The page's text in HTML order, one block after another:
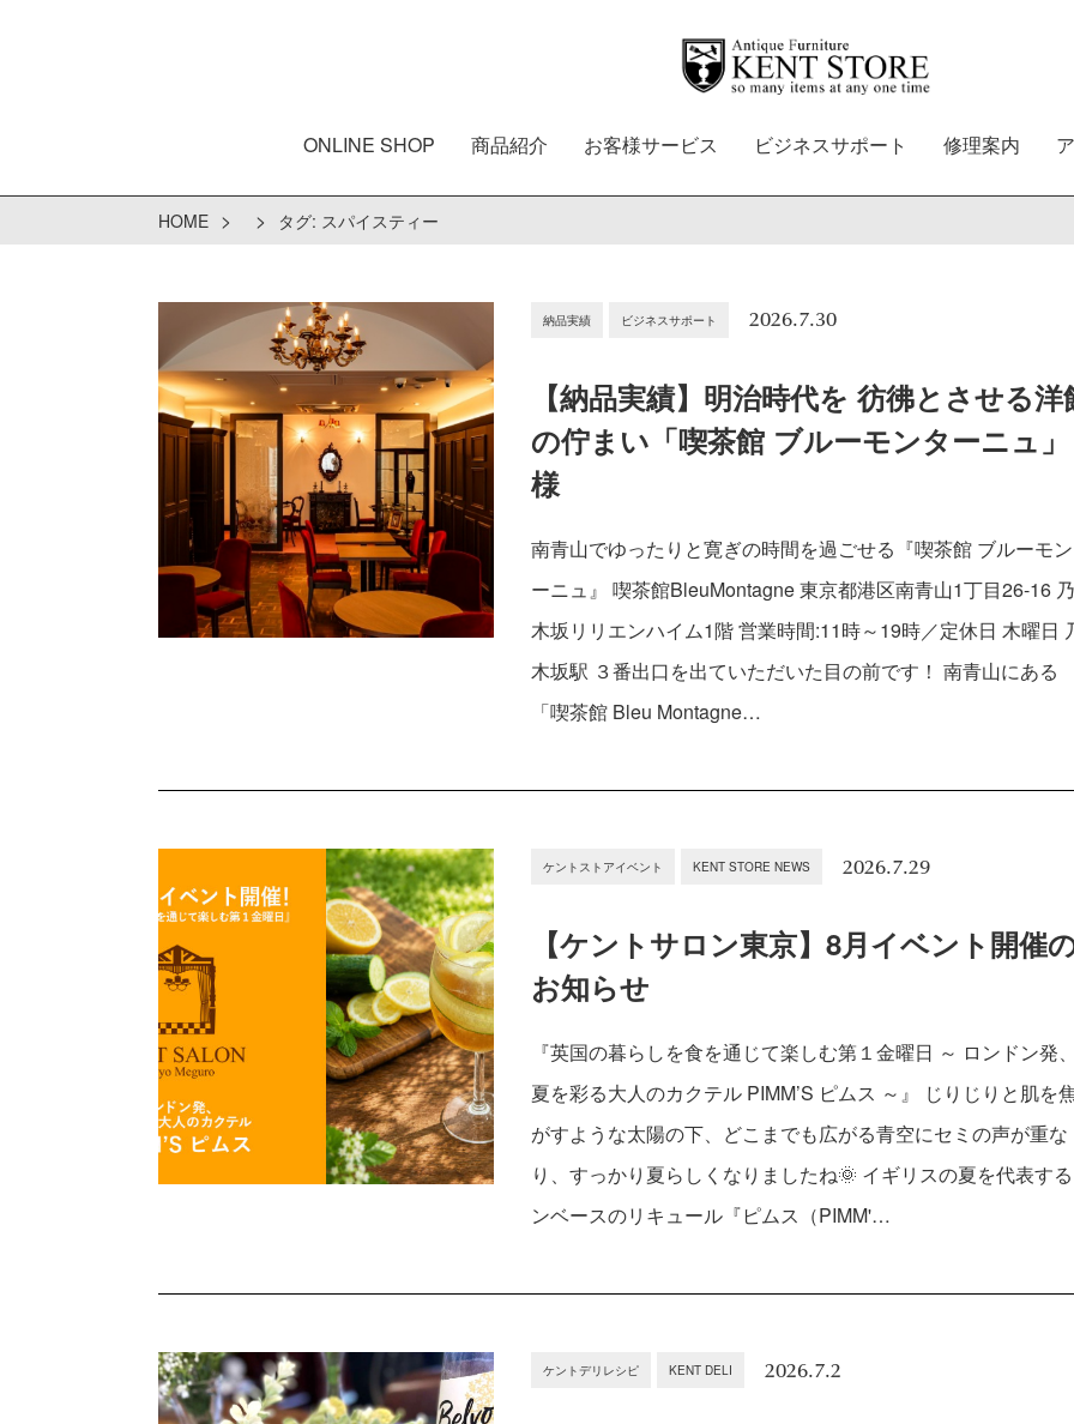
ONLINE SHOP 商品紹介 お客様サービス ビジネスサポート 修理案内
HOME > > タグ: スパイスティー
納品実績 ビジネスサポート 2026.7.30
【納品実績】明治時代を 彷彿とさせる洋
の佇まい「喫茶館 ブルーモンターニュ」
様
南青山でゆったりと寛ぎの時間を過ごせる『喫茶館 ブルーモ
ーニュ』 喫茶館BleuMontagne 東京都港区南青山1丁目26-16 乃
木坂リリエンハイム1階 営業時間:11時～19時／定休日 木曜日
木坂駅 ３番出口を出ていただいた目の前です！ 南青山にある
「喫茶館 Bleu Montagne…
ケントストアイベント KENT STORE NEWS 2026.7.29
【ケントサロン東京】8月イベント開催
お知らせ
『英国の暮らしを食を通じて楽しむ第１金曜日 ～ ロンドン発、
夏を彩る大人のカクテル PIMM’S ピムス ～』 じりじりと肌を
がすような太陽の下、どこまでも広がる青空にセミの声が重な
り、すっかり夏らしくなりましたね🌞 イギリスの夏を代表す
ンベースのリキュール『ピムス（PIMM'…
ケントデリレシピ KENT DELI 2026.7.2